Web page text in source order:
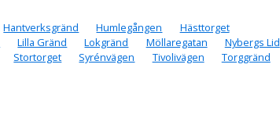
Hantverksgränd Humlegången
Hästtorget
Lilla Gränd Lokgränd Möllaregatan
Nybergs Lid
Stortorget Syrénvägen Tivolivägen
Torggränd